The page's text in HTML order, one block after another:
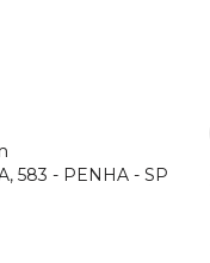
583 - PENHA - SP